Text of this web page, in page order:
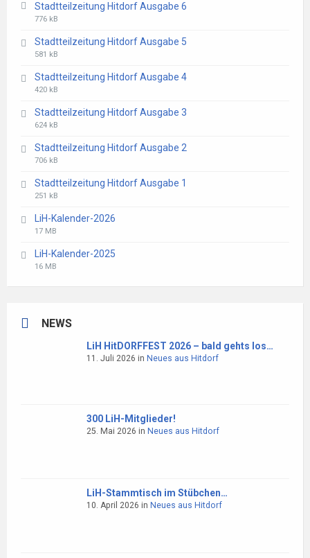
Stadtteilzeitung Hitdorf Ausgabe 6
File
pdf
File
776 kB
Stadtteilzeitung Hitdorf Ausgabe 5
File
pdf
File
581 kB
Stadtteilzeitung Hitdorf Ausgabe 4
File
pdf
File
420 kB
Stadtteilzeitung Hitdorf Ausgabe 3
File
pdf
File
624 kB
Stadtteilzeitung Hitdorf Ausgabe 2
File
pdf
File
706 kB
Stadtteilzeitung Hitdorf Ausgabe 1
File
pdf
File
251 kB
LiH-Kalender-2026
File
pdf
File
17 MB
LiH-Kalender-2025
File
File
16 MB
NEWS
LiH HitDORFFEST 2026 – bald gehts los…
11. Juli 2026 in Neues aus Hitdorf
300 LiH-Mitglieder!
25. Mai 2026 in Neues aus Hitdorf
LiH-Stammtisch im Stübchen…
10. April 2026 in Neues aus Hitdorf